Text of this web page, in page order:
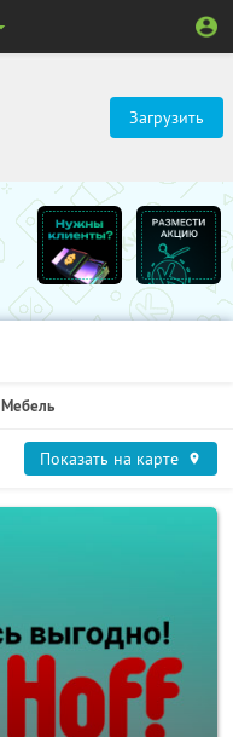
Загрузить
Мебель
Показать на карте